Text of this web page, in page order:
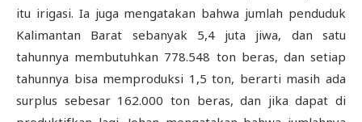
itu irigasi. Ia juga mengatakan bahwa jumlah penduduk
Kalimantan Barat sebanyak 5,4 juta jiwa, dan satu
tahunnya membutuhkan 778.548 ton beras, dan setiap
tahunnya bisa memproduksi 1,5 ton, berarti masih ada
surplus sebesar 162.000 ton beras, dan jika dapat di